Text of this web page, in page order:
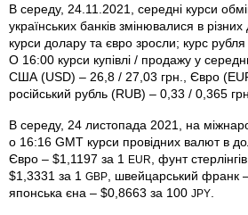
В середу, 24.11.2021, середні курси
українських банків змінювалися в
курси долару та євро зросли; курс рубля
О 16:00 курси купівлі / продажу у
США (USD) – 26,8 / 27,03 грн., Євро
російський рубль (RUB) – 0,33 / 0,365 грн.
В середу, 24 листопада 2021, на
о 16:16 GMT курси провідних валют в
Євро – $1,1197 за 1 EUR
, фунт
$1,3331 за 1 GBP , швейцарський франк
японська єна – $0,8663 за 100 JPY